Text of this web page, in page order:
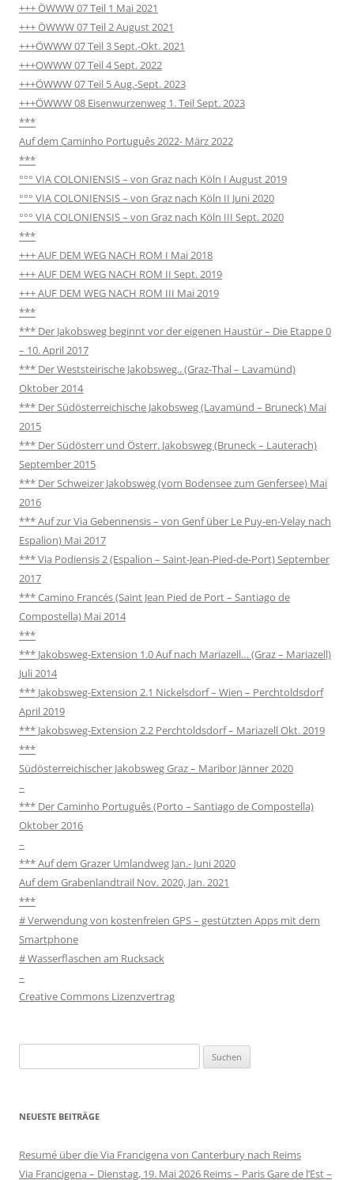
+++ ÖWWW 07 Teil 1 Mai 2021
+++ ÖWWW 07 Teil 2 August 2021
+++ÖWWW 07 Teil 3 Sept.-Okt. 2021
+++OWWW 07 Teil 4 Sept. 2022
+++ÖWWW 07 Teil 5 Aug.-Sept. 2023
+++ÖWWW 08 Eisenwurzenweg 1. Teil Sept. 2023
***
Auf dem Caminho Português 2022- März 2022
***
°°° VIA COLONIENSIS – von Graz nach Köln I August 2019
°°° VIA COLONIENSIS – von Graz nach Köln II Juni 2020
°°° VIA COLONIENSIS – von Graz nach Köln III Sept. 2020
***
+++ AUF DEM WEG NACH ROM I Mai 2018
+++ AUF DEM WEG NACH ROM II Sept. 2019
+++ AUF DEM WEG NACH ROM III Mai 2019
***
*** Der Jakobsweg beginnt vor der eigenen Haustür – Die Etappe 0
– 10. April 2017
*** Der Weststeirische Jakobsweg.. (Graz-Thal – Lavamünd)
Oktober 2014
*** Der Südösterreichische Jakobsweg (Lavamünd – Bruneck) Mai
2015
*** Der Südösterr und Österr. Jakobsweg (Bruneck – Lauterach)
September 2015
*** Der Schweizer Jakobsweg (vom Bodensee zum Genfersee) Mai
2016
*** Auf zur Via Gebennensis – von Genf über Le Puy-en-Velay nach
Espalion) Mai 2017
*** Via Podiensis 2 (Espalion – Saint-Jean-Pied-de-Port) September
2017
*** Camino Francés (Saint Jean Pied de Port – Santiago de
Compostella) Mai 2014
***
*** Jakobsweg-Extension 1.0 Auf nach Mariazell… (Graz – Mariazell)
Juli 2014
*** Jakobsweg-Extension 2.1 Nickelsdorf – Wien – Perchtoldsdorf
April 2019
*** Jakobsweg-Extension 2.2 Perchtoldsdorf – Mariazell Okt. 2019
***
Südösterreichischer Jakobsweg Graz – Maribor Jänner 2020
–
*** Der Caminho Português (Porto – Santiago de Compostella)
Oktober 2016
–
*** Auf dem Grazer Umlandweg Jan.- Juni 2020
Auf dem Grabenlandtrail Nov. 2020, Jan. 2021
***
# Verwendung von kostenfreien GPS – gestützten Apps mit dem
Smartphone
# Wasserflaschen am Rucksack
–
Creative Commons Lizenzvertrag
nach:
NEUESTE BEITRÄGE
Resumé über die Via Francigena von Canterbury nach Reims
Via Francigena – Dienstag, 19. Mai 2026 Reims – Paris Gare de l’Est –